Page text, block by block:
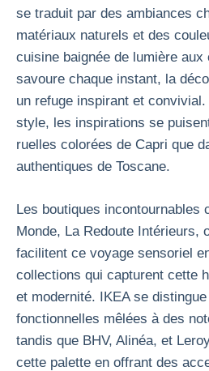
se traduit par des ambiances
matériaux naturels et des
cuisine baignée de lumière aux
savoure chaque instant, la
un refuge inspirant et
style, les inspirations se
ruelles colorées de Capri que
authentiques de Toscane.
Les boutiques incontournables
Monde, La Redoute Intérieurs,
facilitent ce voyage sensoriel
collections qui capturent cette
et modernité. IKEA se
fonctionnelles mêlées à des
tandis que BHV, Alinéa, et
cette palette en offrant des